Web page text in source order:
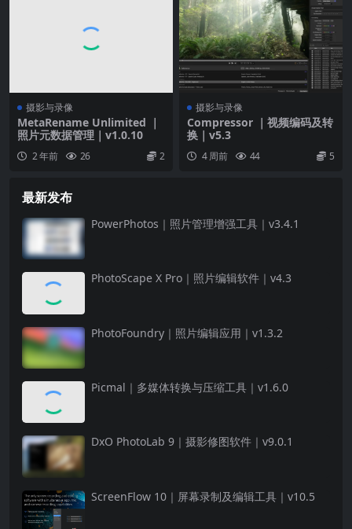
摄影与录像
MetaRename Unlimited ｜
照片元数据管理｜v1.0.10
2 年前 26 2
摄影与录像
Compressor ｜视频编码及转
换｜v5.3
4 周前 44 5
最新发布
PowerPhotos｜照片管理增强工具｜v3.4.1
PhotoScape X Pro｜照片编辑软件｜v4.3
PhotoFoundry｜照片编辑应用｜v1.3.2
Picmal｜多媒体转换与压缩工具｜v1.6.0
DxO PhotoLab 9｜摄影修图软件｜v9.0.1
ScreenFlow 10｜屏幕录制及编辑工具｜v10.5